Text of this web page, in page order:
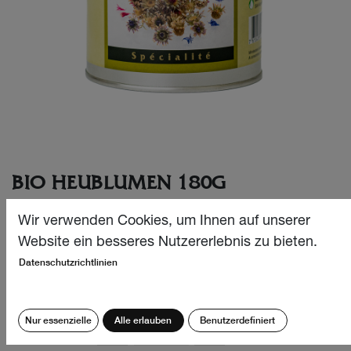
BIO HEUBLUMEN 180G
Bio Heublumen sind eine dekorative Mischung aus
Kornblumen, Ringelblumen, Stockrosen, Malven und
Menge:
Wir verwenden Cookies, um Ihnen auf unserer
Website ein besseres Nutzererlebnis zu bieten.
Datenschutzrichtlinien
Nur essenzielle Alle erlauben Benutzerdefiniert